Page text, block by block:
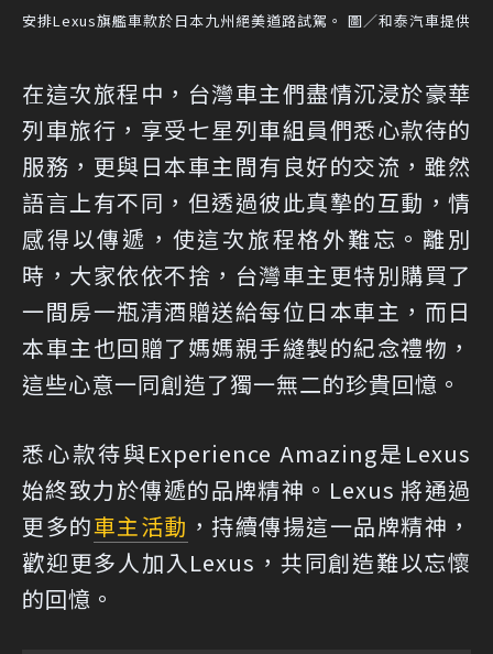
安排Lexus旗艦車款於日本九州絕美道路試駕。 圖／和泰汽車提供
在這次旅程中，台灣車主們盡情沉浸於豪華
列車旅行，享受七星列車組員們悉心款待的
服務，更與日本車主間有良好的交流，雖然
語言上有不同，但透過彼此真摯的互動，情
感得以傳遞，使這次旅程格外難忘。離別
時，大家依依不捨，台灣車主更特別購買了
一間房一瓶清酒贈送給每位日本車主，而日
本車主也回贈了媽媽親手縫製的紀念禮物，
這些心意一同創造了獨一無二的珍貴回憶。
悉心款待與Experience Amazing是Lexus
始終致力於傳遞的品牌精神。Lexus 將通過
更多的車主活動 ，持續傳揚這一品牌精神，
歡迎更多人加入Lexus，共同創造難以忘懷
的回憶。